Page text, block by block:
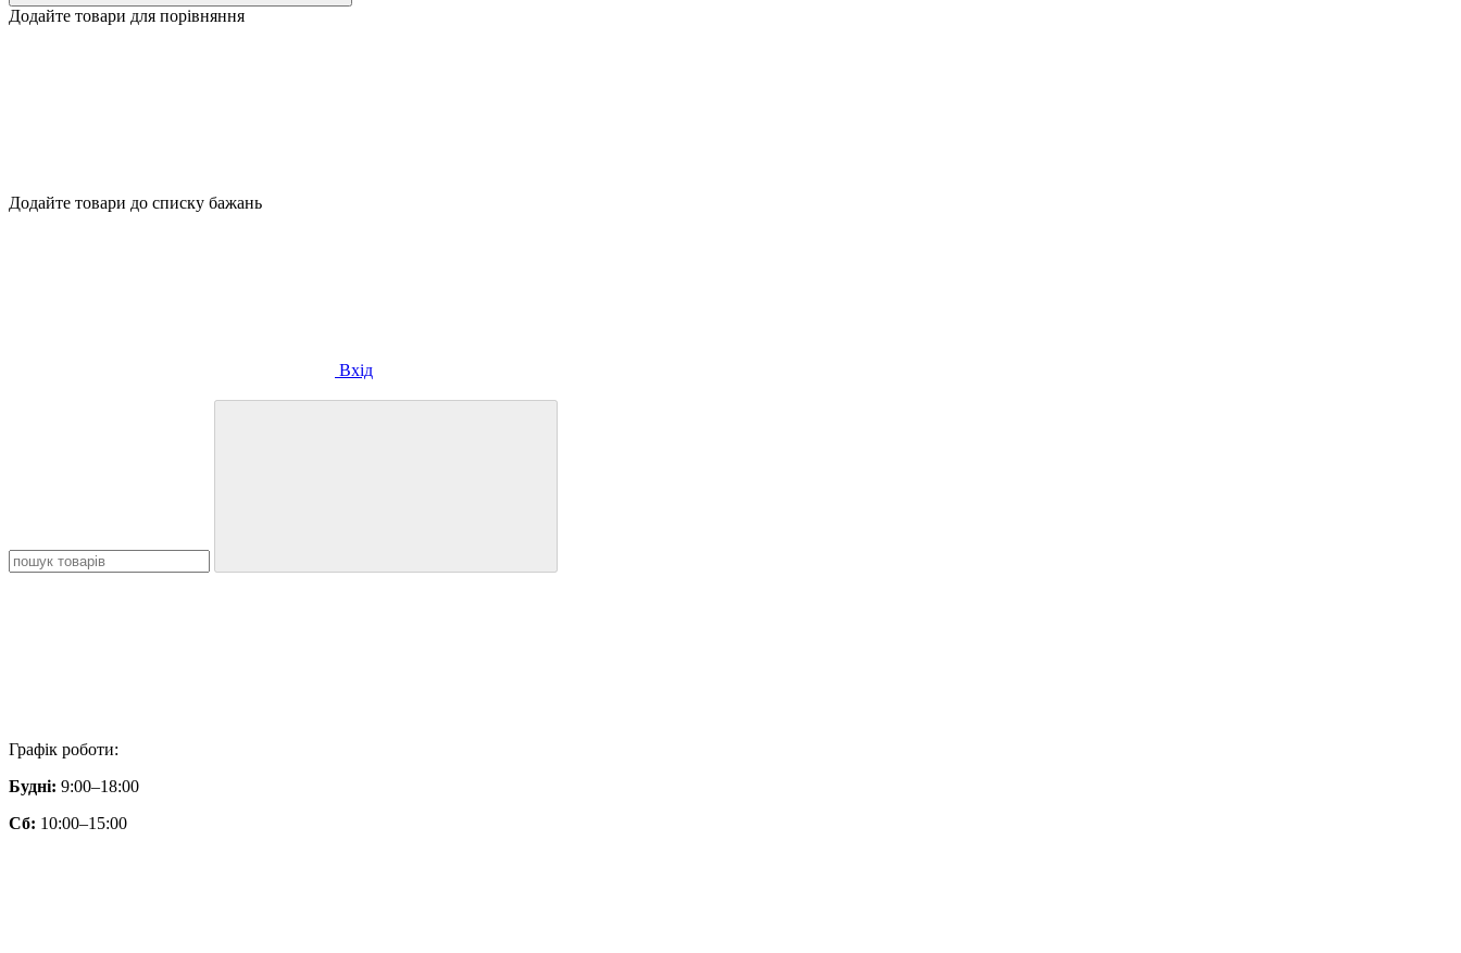
Додайте товари для порівняння
Додайте товари до списку бажань
Вхід
Графік роботи:
Будні: 9:00–18:00
Сб: 10:00–15:00